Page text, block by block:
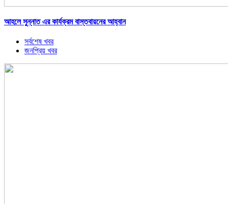
আহলে সুন্নাত এর কার্যক্রম বাস্তবায়নের আহ্বান
সর্বশেষ খবর
জনপ্রিয় খবর